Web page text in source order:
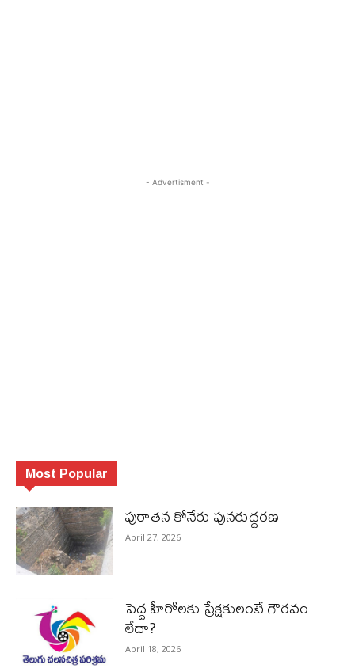
- Advertisment -
Most Popular
పురాత‌న కోనేరు పున‌రుద్ధ‌ర‌ణ
April 27, 2026
పెద్ద హీరోల‌కు ప్రేక్ష‌కులంటే గౌర‌వం
లేదా?
April 18, 2026